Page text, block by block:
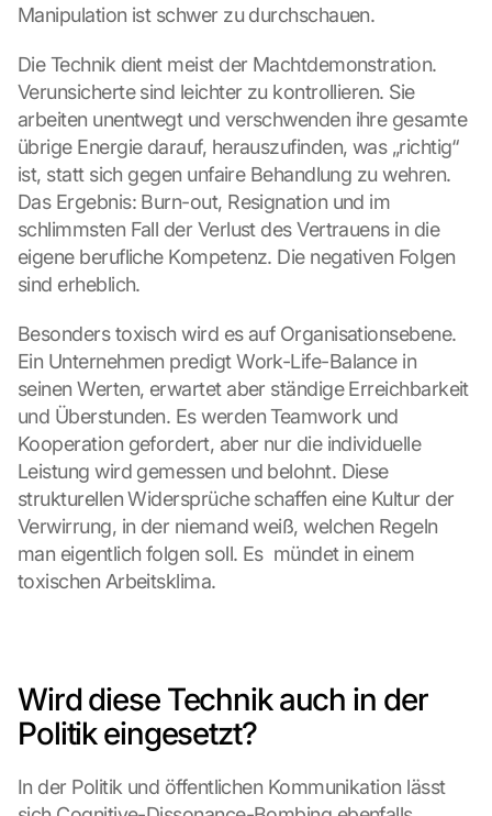
Manipulation ist schwer zu durchschauen.
Die Technik dient meist der Machtdemonstration.
Verunsicherte sind leichter zu kontrollieren. Sie
arbeiten unentwegt und verschwenden ihre gesamte
übrige Energie darauf, herauszufinden, was „richtig“
ist, statt sich gegen unfaire Behandlung zu wehren.
Das Ergebnis: Burn-out, Resignation und im
schlimmsten Fall der Verlust des Vertrauens in die
eigene berufliche Kompetenz. Die negativen Folgen
sind erheblich.
Besonders toxisch wird es auf Organisationsebene.
Ein Unternehmen predigt Work-Life-Balance in
seinen Werten, erwartet aber ständige Erreichbarkeit
und Überstunden. Es werden Teamwork und
Kooperation gefordert, aber nur die individuelle
Leistung wird gemessen und belohnt. Diese
strukturellen Widersprüche schaffen eine Kultur der
Verwirrung, in der niemand weiß, welchen Regeln
man eigentlich folgen soll. Es  mündet in einem
toxischen Arbeitsklima.
Wird diese Technik auch in der
Politik eingesetzt?
In der Politik und öffentlichen Kommunikation lässt